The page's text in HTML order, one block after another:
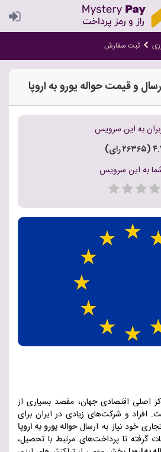
ثبت سفارش
و قیمت حواله یورو به اروپا
به این سرویس
رای)
شما به این سرویس
اصلی اقتصادی جهان، مقصد بسیاری از
افراد و شرکت‌های زیادی در ایران برای
خود نیاز به ارسالحواله یورو به اروپا
گرفته تا پرداخت‌های مرتبط با تحصیل،